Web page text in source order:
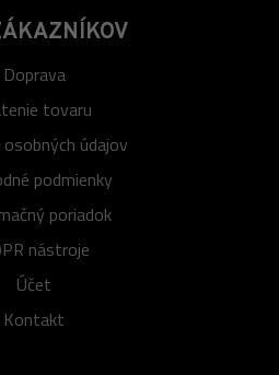
Doprava
tovaru
osobných údajov
podmienky
poriadok
nástroje
Účet
Kontakt